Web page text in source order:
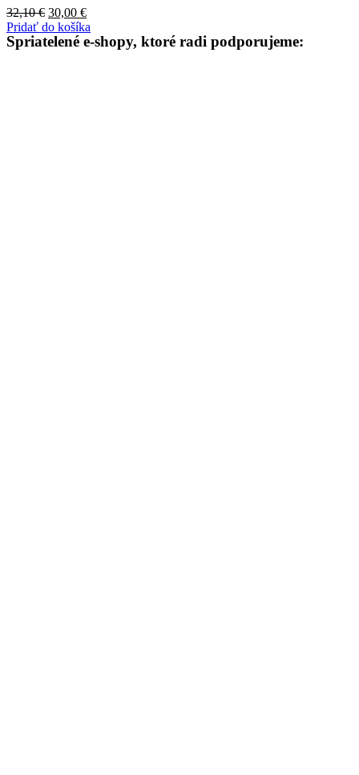
32,10€ 30,00 €
Pridať do košíka
Spriatelené e-shopy, ktoré radi podporujeme: